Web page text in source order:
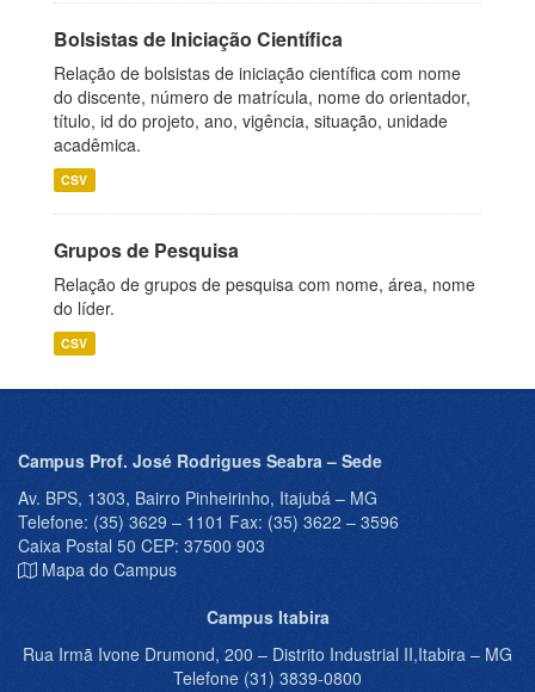
Bolsistas de Iniciação Científica
Relação de bolsistas de iniciação científica com nome
do discente, número de matrícula, nome do orientador,
título, id do projeto, ano, vigência, situação, unidade
acadêmica.
CSV
Grupos de Pesquisa
Relação de grupos de pesquisa com nome, área, nome
do líder.
CSV
Campus Prof. José Rodrigues Seabra – Sede
Av. BPS, 1303, Bairro Pinheirinho, Itajubá – MG
Telefone: (35) 3629 – 1101 Fax: (35) 3622 – 3596
Caixa Postal 50 CEP: 37500 903
Mapa do Campus
Campus Itabira
Rua Irmã Ivone Drumond, 200 – Distrito Industrial II,Itabira – MG
Telefone (31) 3839-0800